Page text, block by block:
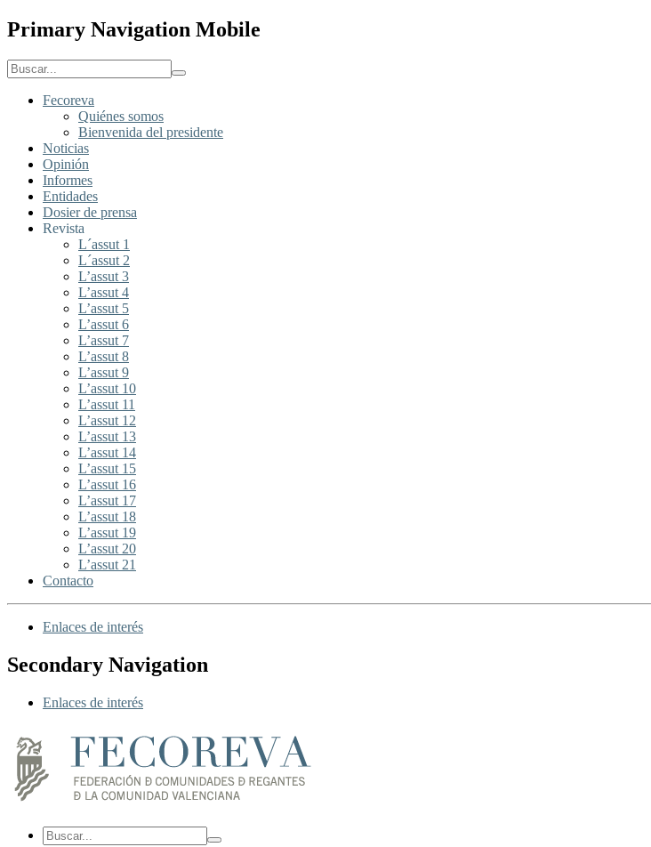
Primary Navigation Mobile
Fecoreva
Quiénes somos
Bienvenida del presidente
Noticias
Opinión
Informes
Entidades
Dosier de prensa
Revista
L´assut 1
L´assut 2
L’assut 3
L’assut 4
L’assut 5
L’assut 6
L’assut 7
L’assut 8
L’assut 9
L’assut 10
L’assut 11
L’assut 12
L’assut 13
L’assut 14
L’assut 15
L’assut 16
L’assut 17
L’assut 18
L’assut 19
L’assut 20
L’assut 21
Contacto
Enlaces de interés
Secondary Navigation
Enlaces de interés